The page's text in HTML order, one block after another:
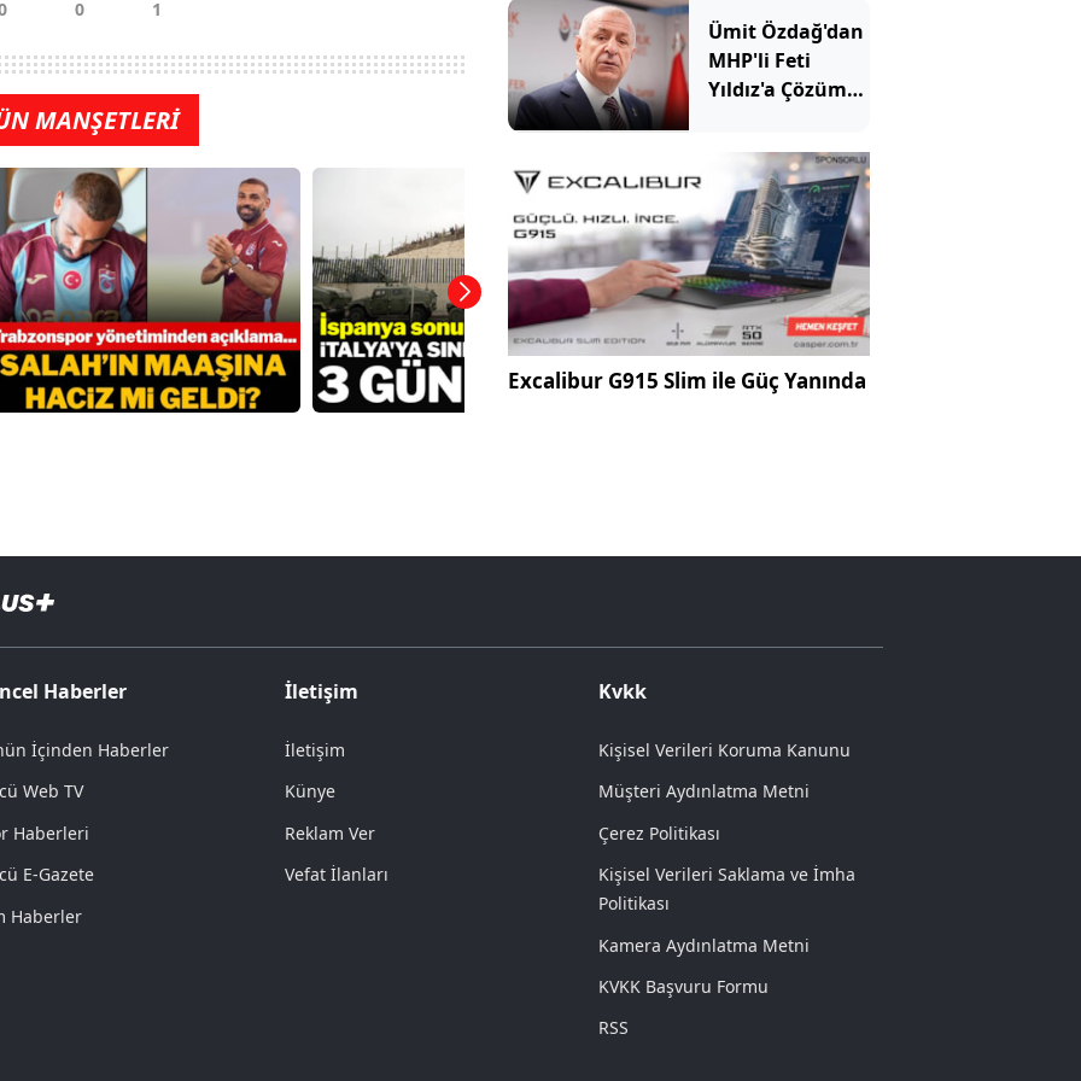
MANŞETLERİ
Ümit Özdağ'dan
MHP'li Feti
Yıldız'a Çözüm
Excalibur G915 Slim ile Güç Yanında
Haberler
İçinden Haberler
Web TV
Haberleri
E-Gazete
Haberler
İletişim
İletişim
Künye
Reklam Ver
Vefat İlanları
Kvkk
Kişisel Verileri Koruma Kanunu
Müşteri Aydınlatma Metni
Çerez Politikası
Kişisel Verileri Saklama ve İmha
Politikası
Kamera Aydınlatma Metni
KVKK Başvuru Formu
RSS